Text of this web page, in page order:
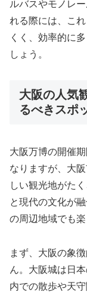
ルバスやモノレ
れる際には、こ
くく、効率的に
しょう。
大阪の人気
るべきスポ
大阪万博の開催
なりますが、大
しい観光地がた
と現代の文化が
の周辺地域でも楽
まず、大阪の象
ん。大阪城は日
内での散歩や天